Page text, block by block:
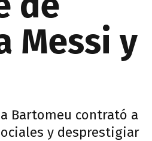
Messi y
Bartomeu contrató a
y desprestigiar